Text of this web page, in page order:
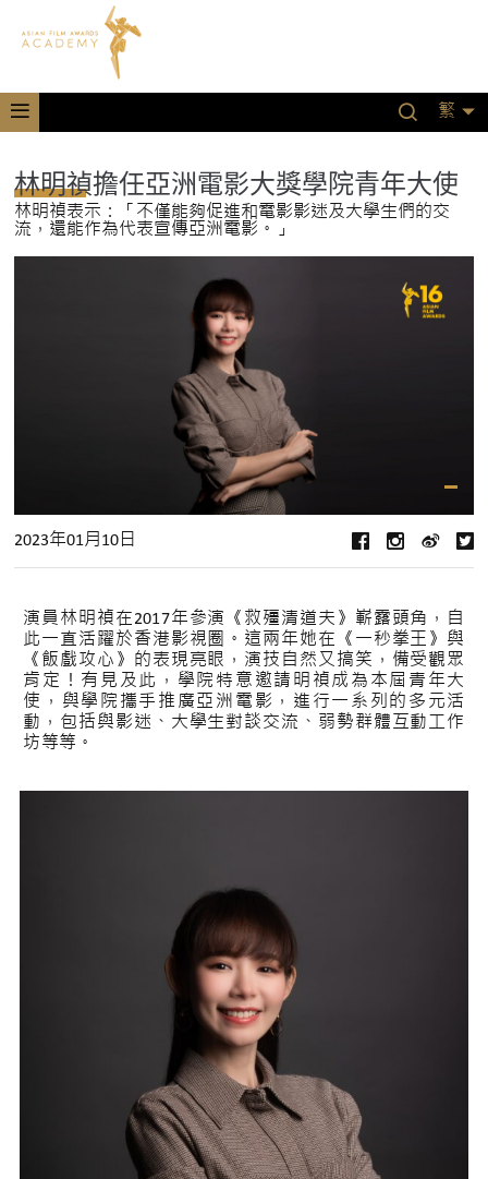
繁
林明禎擔任亞洲電影大獎學院青年大使
林明禎表示：「不僅能夠促進和電影影迷及大學生們的交
流，還能作為代表宣傳亞洲電影。」
2023年01月10日
演員林明禎在2017年參演《救殭清道夫》嶄露頭角，自
此一直活躍於香港影視圈。這兩年她在《一秒拳王》與
《飯戲攻心》的表現亮眼，演技自然又搞笑，備受觀眾
肯定！有見及此，學院特意邀請明禎成為本屆青年大
使，與學院攜手推廣亞洲電影，進行一系列的多元活
動，包括與影迷、大學生對談交流、弱勢群體互動工作
坊等等。